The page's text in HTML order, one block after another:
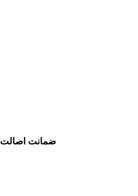
ضمانت اصالت